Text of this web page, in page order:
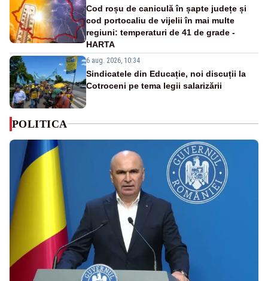
Cod roșu de caniculă în șapte județe și
cod portocaliu de vijelii în mai multe
regiuni: temperaturi de 41 de grade -
HARTA
6 aug. 2026, 10:34
Sindicatele din Educație, noi discuții la
Cotroceni pe tema legii salarizării
POLITICA